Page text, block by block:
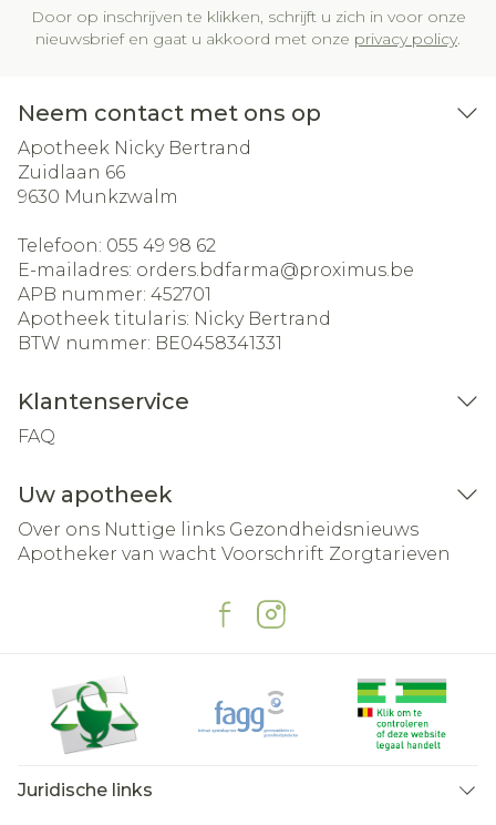
Door op inschrijven te klikken, schrijft u zich in voor onze
nieuwsbrief en gaat u akkoord met onze privacy policy.
Neem contact met ons op
Apotheek Nicky Bertrand
Zuidlaan 66
9630 Munkzwalm
Telefoon: 055 49 98 62
E-mailadres: orders.bdfarma@proximus.be
APB nummer: 452701
Apotheek titularis: Nicky Bertrand
BTW nummer: BE0458341331
Klantenservice
FAQ
Uw apotheek
Over ons Nuttige links Gezondheidsnieuws
Apotheker van wacht Voorschrift Zorgtarieven
Juridische links